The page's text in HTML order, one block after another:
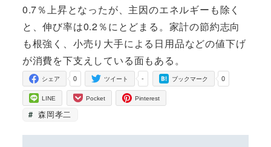
0.7％上昇となったが、主因のエネルギーも除く
と、伸び率は0.2％にとどまる。家計の節約志向
も根強く、小売り大手による日用品などの値下げ
が消費を下支えしている面もある。
0
シェア -
ツイート 0
ブックマーク
LINE Pocket Pinterest
森岡孝二